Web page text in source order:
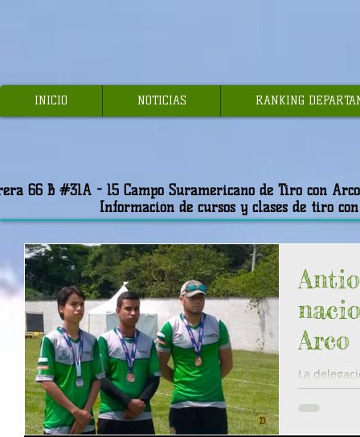
INICIO NOTICIAS RANKING
Arco
La
parada del
14 platas y
66 B #31A - 15 Campo Suramericano de Tiro con
Información de cursos y clases de tiro